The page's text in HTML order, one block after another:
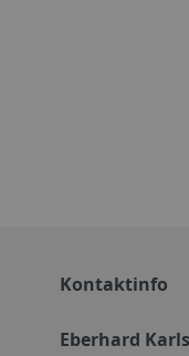
Kontaktinfo
Eberhard